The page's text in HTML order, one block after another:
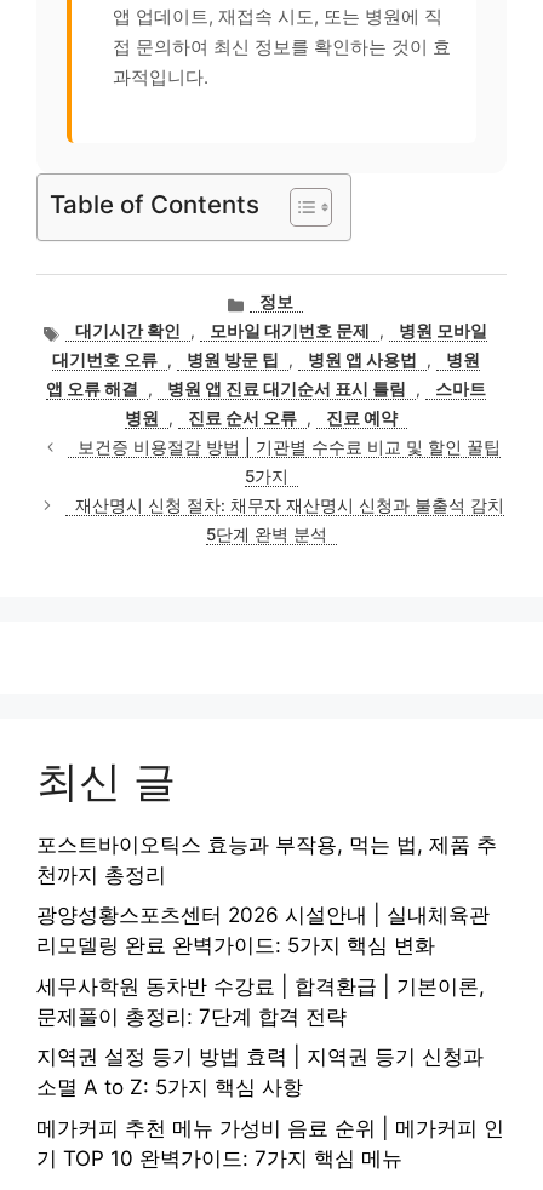
앱 업데이트, 재접속 시도, 또는 병원에 직
접 문의하여 최신 정보를 확인하는 것이 효
과적입니다.
Table of Contents
카
테
고
리
정보
태
그
대기시간 확인 , 모바일 대기번호 문제 ,
병원 모바일
대기번호 오류 , 병원 방문 팁 , 병원 앱 사용법 ,
병원
앱 오류 해결
, 병원 앱 진료 대기순서 표시 틀림 ,
스마트
병원
, 진료 순서 오류 ,
진료 예약
보건증 비용절감 방법 | 기관별 수수료 비교 및 할인 꿀팁
5가지
재산명시 신청 절차: 채무자 재산명시 신청과 불출석 감치
5단계 완벽 분석
최신 글
포스트바이오틱스 효능과 부작용, 먹는 법, 제품 추
천까지 총정리
광양성황스포츠센터 2026 시설안내 | 실내체육관
리모델링 완료 완벽가이드: 5가지 핵심 변화
세무사학원 동차반 수강료 | 합격환급 | 기본이론,
문제풀이 총정리: 7단계 합격 전략
지역권 설정 등기 방법 효력 | 지역권 등기 신청과
소멸 A to Z: 5가지 핵심 사항
메가커피 추천 메뉴 가성비 음료 순위 | 메가커피 인
기 TOP 10 완벽가이드: 7가지 핵심 메뉴